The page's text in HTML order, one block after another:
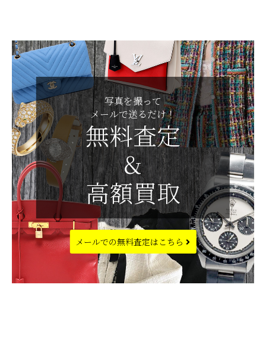
写真を撮って
メールで送るだけ！
無料査定
&
高額買取
メールでの無料査定はこちら